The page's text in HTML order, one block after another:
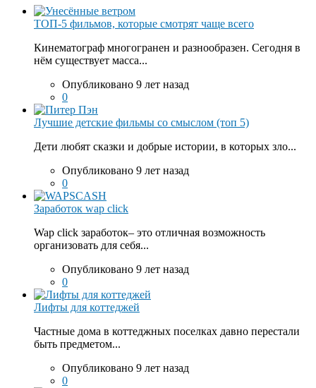
ТОП-5 фильмов, которые смотрят чаще всего
Кинематограф многогранен и разнообразен. Сегодня в
нём существует масса...
Опубликовано 9 лет назад
0
Лучшие детские фильмы со смыслом (топ 5)
Дети любят сказки и добрые истории, в которых зло...
Опубликовано 9 лет назад
0
Заработок wap click
Wap click заработок– это отличная возможность
организовать для себя...
Опубликовано 9 лет назад
0
Лифты для коттеджей
Частные дома в коттеджных поселках давно перестали
быть предметом...
Опубликовано 9 лет назад
0